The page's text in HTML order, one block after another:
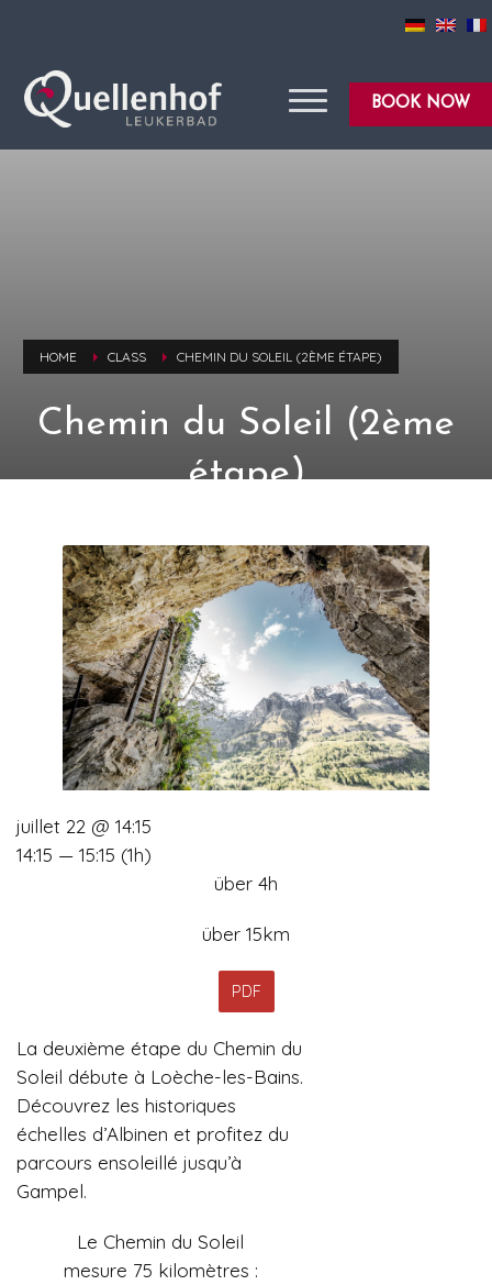
BOOK NOW
HOME CLASS CHEMIN DU SOLEIL (2ÈME ÉTAPE)
Chemin du Soleil (2ème
étape)
La deuxième étape du Chemin du
Soleil débute à Loèche-les-Bains.
Découvrez les historiques
échelles d’Albinen et profitez du
parcours ensoleillé jusqu’à
Gampel.
Le Chemin du Soleil
mesure 75 kilomètres :
juillet 22 @ 14:15
14:15 — 15:15 (1h)
über 4h
über 15km
PDF